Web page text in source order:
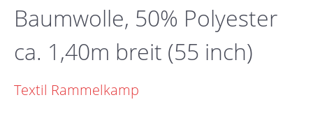
Baumwolle, 50% Polyester
ca. 1,40m breit (55 inch)
Textil Rammelkamp